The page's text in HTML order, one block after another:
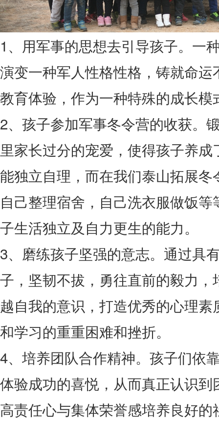
1、用军事的思想去引导孩子。一
演变一种军人性格性格，铸就命
教育体验，作为一种特殊的成长
2、孩子参加军事冬令营的收获。
里家长过分的宠爱，使得孩子养
能独立自理，而在我们泰山拓展
自己整理宿舍，自己洗衣服做饭
子生活独立及自力更生的能力。
3、磨练孩子坚强的意志。通过具
子，坚韧不拔，勇往直前的毅力
越自我的意识，打造优秀的心理
和学习的重重困难和挫折。
4、培养团队合作精神。孩子们依
体验成功的喜悦，从而真正认识
高责任心与集体荣誉感培养良好